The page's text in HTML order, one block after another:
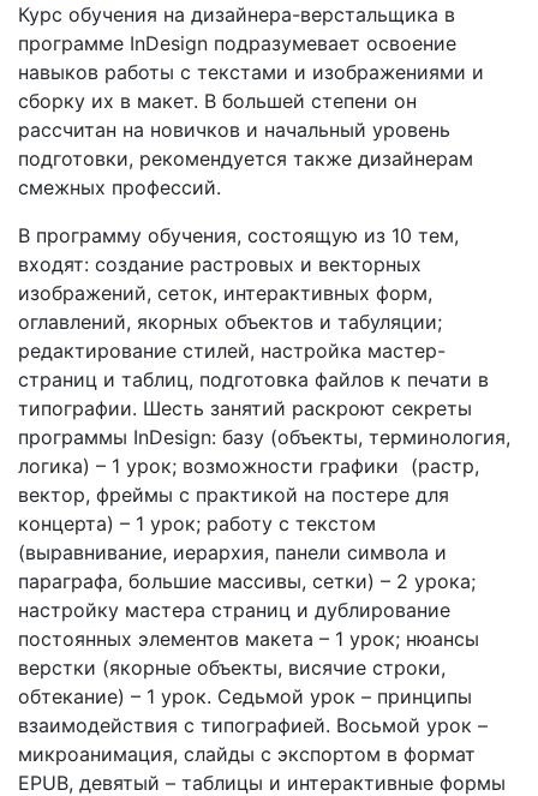
Курс обучения на дизайнера-верстальщика в
программе InDesign подразумевает освоение
навыков работы с текстами и изображениями и
сборку их в макет. В большей степени он
рассчитан на новичков и начальный уровень
подготовки, рекомендуется также дизайнерам
смежных профессий.
В программу обучения, состоящую из 10 тем,
входят: создание растровых и векторных
изображений, сеток, интерактивных форм,
оглавлений, якорных объектов и табуляции;
редактирование стилей, настройка мастер-
страниц и таблиц, подготовка файлов к печати в
типографии. Шесть занятий раскроют секреты
программы InDesign: базу (объекты, терминология,
логика) – 1 урок; возможности графики (растр,
вектор, фреймы с практикой на постере для
концерта) – 1 урок; работу с текстом
(выравнивание, иерархия, панели символа и
параграфа, большие массивы, сетки) – 2 урока;
настройку мастера страниц и дублирование
постоянных элементов макета – 1 урок; нюансы
верстки (якорные объекты, висячие строки,
обтекание) – 1 урок. Седьмой урок – принципы
взаимодействия с типографией. Восьмой урок –
микроанимация, слайды с экспортом в формат
EPUB, девятый – таблицы и интерактивные формы